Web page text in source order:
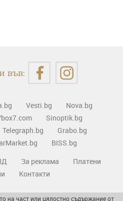
във:
Vesti.bg
Nova.bg
Sinoptik.bg
Telegraph.bg
Grabo.bg
BISS.bg
За реклама
Платени
Контакти
на част или цялостно съдържание от